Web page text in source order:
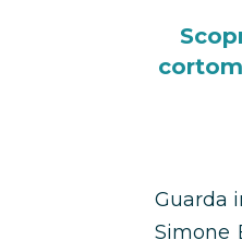
Guarda
Simone